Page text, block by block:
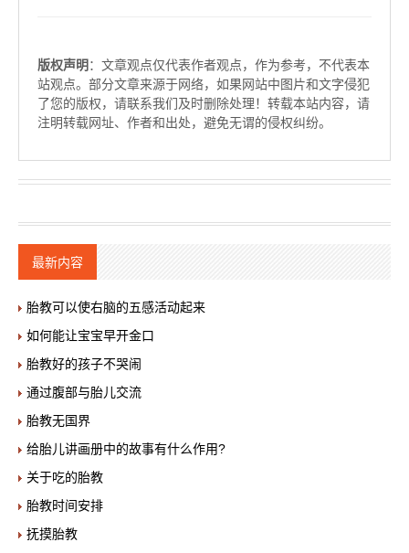
版权声明 ：文章观点仅代表作者观点，作为参考，不代表本
站观点。部分文章来源于网络，如果网站中图片和文字侵犯
了您的版权，请联系我们及时删除处理！转载本站内容，请
注明转载网址、作者和出处，避免无谓的侵权纠纷。
最新内容
胎教可以使右脑的五感活动起来
如何能让宝宝早开金口
胎教好的孩子不哭闹
通过腹部与胎儿交流
胎教无国界
给胎儿讲画册中的故事有什么作用?
关于吃的胎教
胎教时间安排
抚摸胎教